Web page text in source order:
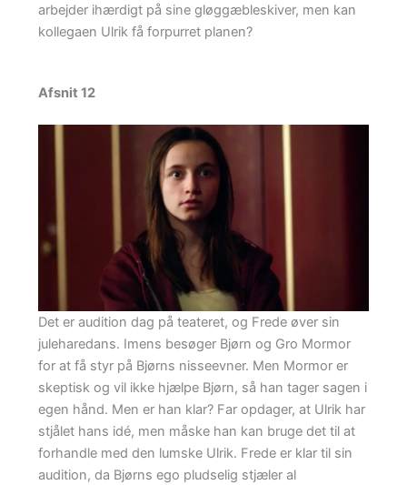
arbejder ihærdigt på sine gløggæbleskiver, men kan
kollegaen Ulrik få forpurret planen?
Afsnit 12
Det er audition dag på teateret, og Frede øver sin
juleharedans. Imens besøger Bjørn og Gro Mormor
for at få styr på Bjørns nisseevner. Men Mormor er
skeptisk og vil ikke hjælpe Bjørn, så han tager sagen i
egen hånd. Men er han klar? Far opdager, at Ulrik har
stjålet hans idé, men måske han kan bruge det til at
forhandle med den lumske Ulrik. Frede er klar til sin
audition, da Bjørns ego pludselig stjæler al